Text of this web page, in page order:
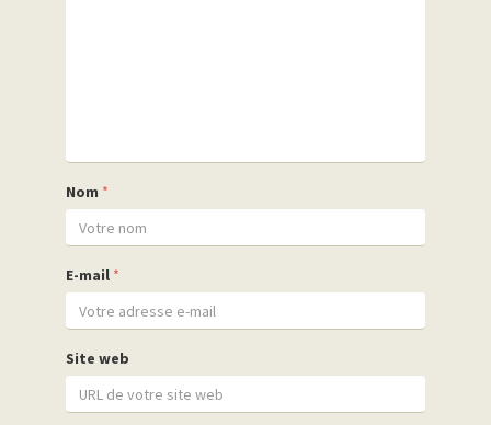
Nom *
E-mail *
Site web